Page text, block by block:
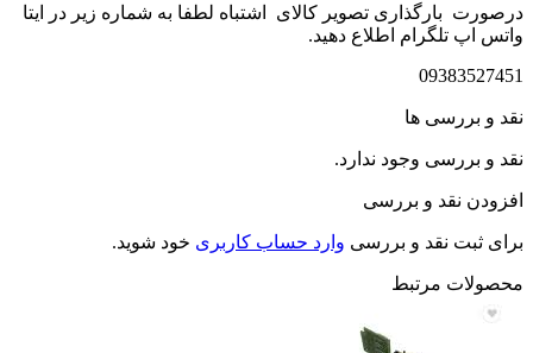
درصورت بارگذاری تصویر کالای اشتباه لطفا به شماره زیر در ایتا
واتس اپ تلگرام اطلاع دهید.
09383527451
نقد و بررسی ها
نقد و بررسی وجود ندارد.
افزودن نقد و بررسی
برای ثبت نقد و بررسی وارد حساب کاربری خود شوید.
محصولات مرتبط